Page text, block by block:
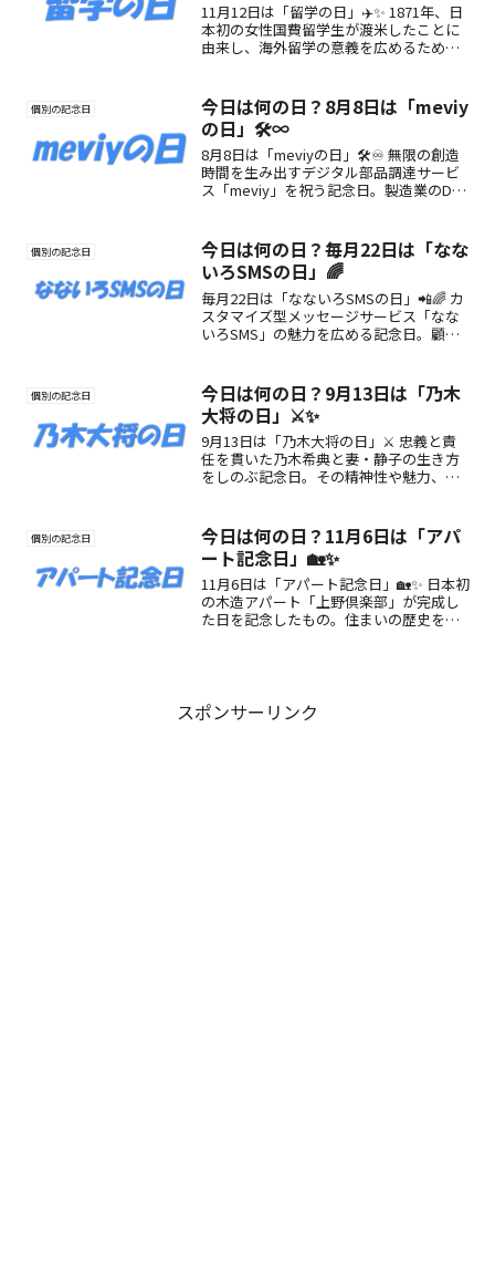
11月12日は「留学の日」✈️✨ 1871年、日
本初の女性国費留学生が渡米したことに
由来し、海外留学の意義を広めるために
う。
個別の記念日
今日は何の日？8月8日は「meviy
の日」🛠️∞
8月8日は「meviyの日」🛠️♾️ 無限の創造
時間を生み出すデジタル部品調達サービ
ス「meviy」を祝う記念日。製造業のDX
個別の記念日
今日は何の日？毎月22日は「なな
いろSMSの日」🌈
毎月22日は「なないろSMSの日」📲🌈 カ
スタマイズ型メッセージサービス「なな
いろSMS」の魅力を広める記念日。顧客
個別の記念日
今日は何の日？9月13日は「乃木
大将の日」⚔️✨
9月13日は「乃木大将の日」⚔️ 忠義と責
任を貫いた乃木希典と妻・静子の生き方
をしのぶ記念日。その精神性や魅力、楽
個別の記念日
今日は何の日？11月6日は「アパ
ート記念日」🏡✨
11月6日は「アパート記念日」🏡✨ 日本初
の木造アパート「上野倶楽部」が完成し
た日を記念したもの。住まいの歴史を振
スポンサーリンク